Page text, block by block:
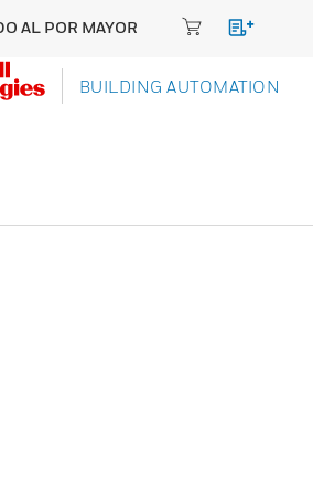
AL POR MAYOR
BUILDING AUTOMATION